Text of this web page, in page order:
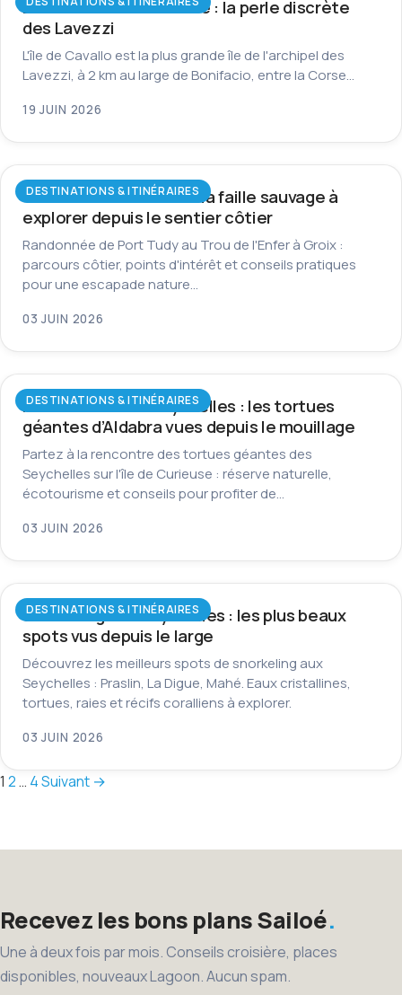
L’île de Cavallo en Corse : la perle discrète
des Lavezzi
L'île de Cavallo est la plus grande île de l'archipel des
Lavezzi, à 2 km au large de Bonifacio, entre la Corse…
19 JUIN 2026
DESTINATIONS & ITINÉRAIRES
Trou de l’Enfer à Groix : la faille sauvage à
explorer depuis le sentier côtier
Randonnée de Port Tudy au Trou de l'Enfer à Groix :
parcours côtier, points d'intérêt et conseils pratiques
pour une escapade nature…
03 JUIN 2026
DESTINATIONS & ITINÉRAIRES
Île Curieuse aux Seychelles : les tortues
géantes d’Aldabra vues depuis le mouillage
Partez à la rencontre des tortues géantes des
Seychelles sur l'île de Curieuse : réserve naturelle,
écotourisme et conseils pour profiter de…
03 JUIN 2026
DESTINATIONS & ITINÉRAIRES
Snorkeling aux Seychelles : les plus beaux
spots vus depuis le large
Découvrez les meilleurs spots de snorkeling aux
Seychelles : Praslin, La Digue, Mahé. Eaux cristallines,
tortues, raies et récifs coralliens à explorer.
03 JUIN 2026
Pagination
publications
1 2… 4Suivant →
Recevez les bons plans Sailoé
Une à deux fois par mois. Conseils croisière, places
disponibles, nouveaux Lagoon. Aucun spam.